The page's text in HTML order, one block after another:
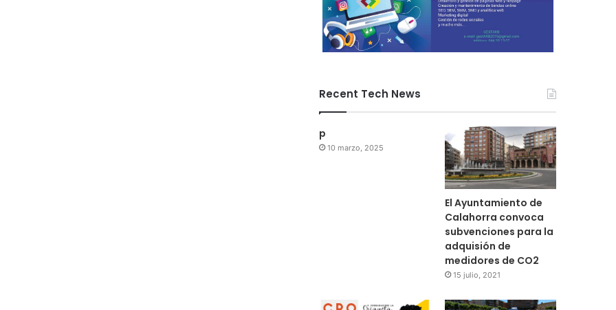
Recent Tech News
p
10 marzo, 2025
El Ayuntamiento de
Calahorra convoca
subvenciones para la
adquisión de
medidores de CO2
15 julio, 2021